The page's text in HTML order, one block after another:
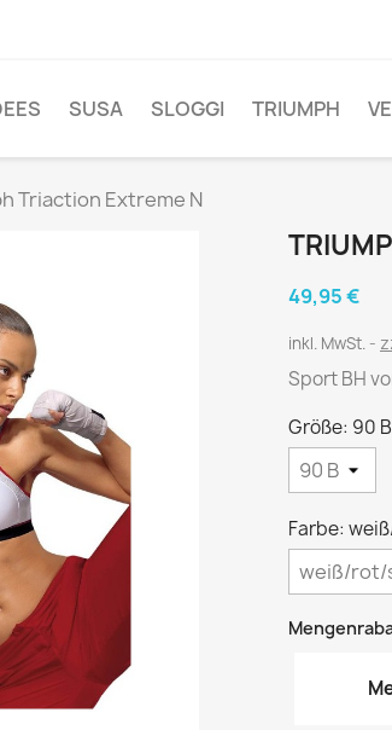
SUSA SLOGGI TRIUMPH
Triaction Extreme N
49,95 €
inkl. MwSt.
Sport BH
Größe: 90 B
Farbe: